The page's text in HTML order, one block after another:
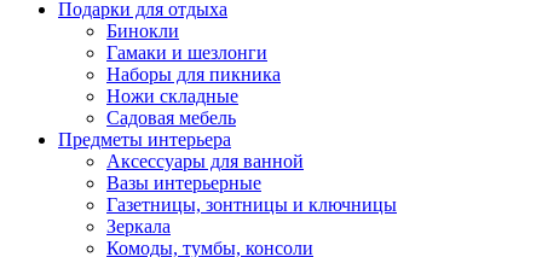
Подарки для отдыха
Бинокли
Гамаки и шезлонги
Наборы для пикника
Ножи складные
Садовая мебель
Предметы интерьера
Аксессуары для ванной
Вазы интерьерные
Газетницы, зонтницы и ключницы
Зеркала
Комоды, тумбы, консоли